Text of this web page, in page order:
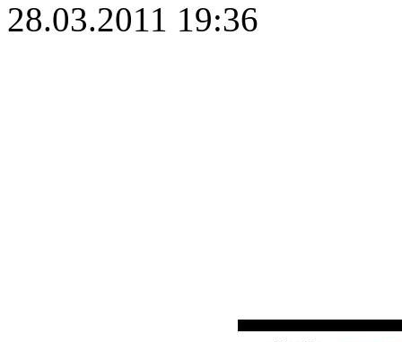
28.03.2011 19:36